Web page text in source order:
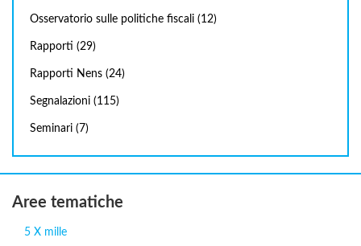
Osservatorio sulle politiche fiscali (12)
Rapporti (29)
Rapporti Nens (24)
Segnalazioni (115)
Seminari (7)
Aree tematiche
5 X mille